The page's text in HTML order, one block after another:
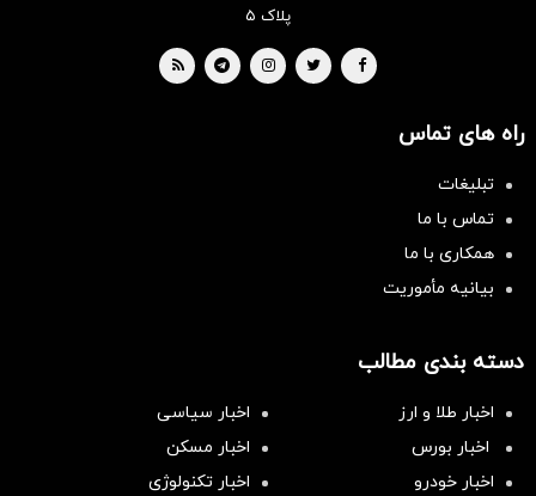
پلاک ۵
راه های تماس
تبلیغات
تماس با ما
همکاری با ما
بیانیه مأموریت
دسته بندی مطالب
اخبار طلا و ارز
اخبار سیاسی
اخبار بورس
اخبار مسکن
اخبار خودرو
اخبار تکنولوژی